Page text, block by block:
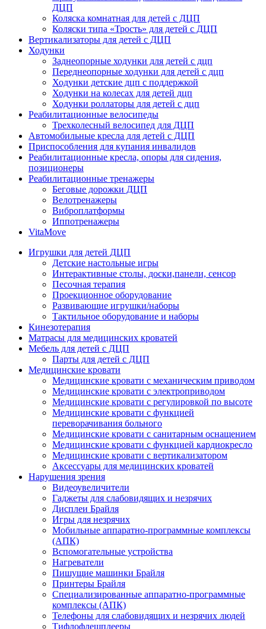
ДЦП
Коляска комнатная для детей с ДЦП
Коляски типа «Трость» для детей с ДЦП
Вертикализаторы для детей с ДЦП
Ходунки
Заднеопорные ходунки для детей с дцп
Переднеопорные ходунки для детей с дцп
Ходунки детские дцп с поддержкой
Ходунки на колесах для детей дцп
Ходунки роллаторы для детей с дцп
Реабилитационные велосипеды
Трехколесный велосипед для ДЦП
Автомобильные кресла для детей с ДЦП
Приспособления для купания инвалидов
Реабилитационные кресла, опоры для сидения,
позиционеры
Реабилитационные тренажеры
Беговые дорожки ДЦП
Велотренажеры
Виброплатформы
Иппотренажеры
VitaMove
Игрушки для детей ДЦП
Детские настольные игры
Интерактивные столы, доски,панели, сенсор
Песочная терапия
Проекционное оборудование
Развивающие игрушки/наборы
Тактильное оборудование и наборы
Кинезотерапия
Матрасы для медицинских кроватей
Мебель для детей с ДЦП
Парты для детей с ДЦП
Медицинские кровати
Медицинские кровати с механическим приводом
Медицинские кровати с электроприводом
Медицинские кровати с регулировкой по высоте
Медицинские кровати с функцией
переворачивания больного
Медицинские кровати с санитарным оснащением
Медицинские кровати с функцией кардиокресло
Медицинские кровати с вертикализатором
Аксессуары для медицинских кроватей
Нарушения зрения
Видеоувеличители
Гаджеты для слабовидящих и незрячих
Дисплеи Брайля
Игры для незрячих
Мобильные аппаратно-программные комплексы
(АПК)
Вспомогательные устройства
Нагреватели
Пишущие машинки Брайля
Принтеры Брайля
Специализированные аппаратно-программные
комплексы (АПК)
Телефоны для слабовидящих и незрячих людей
Тифлофлешплееры